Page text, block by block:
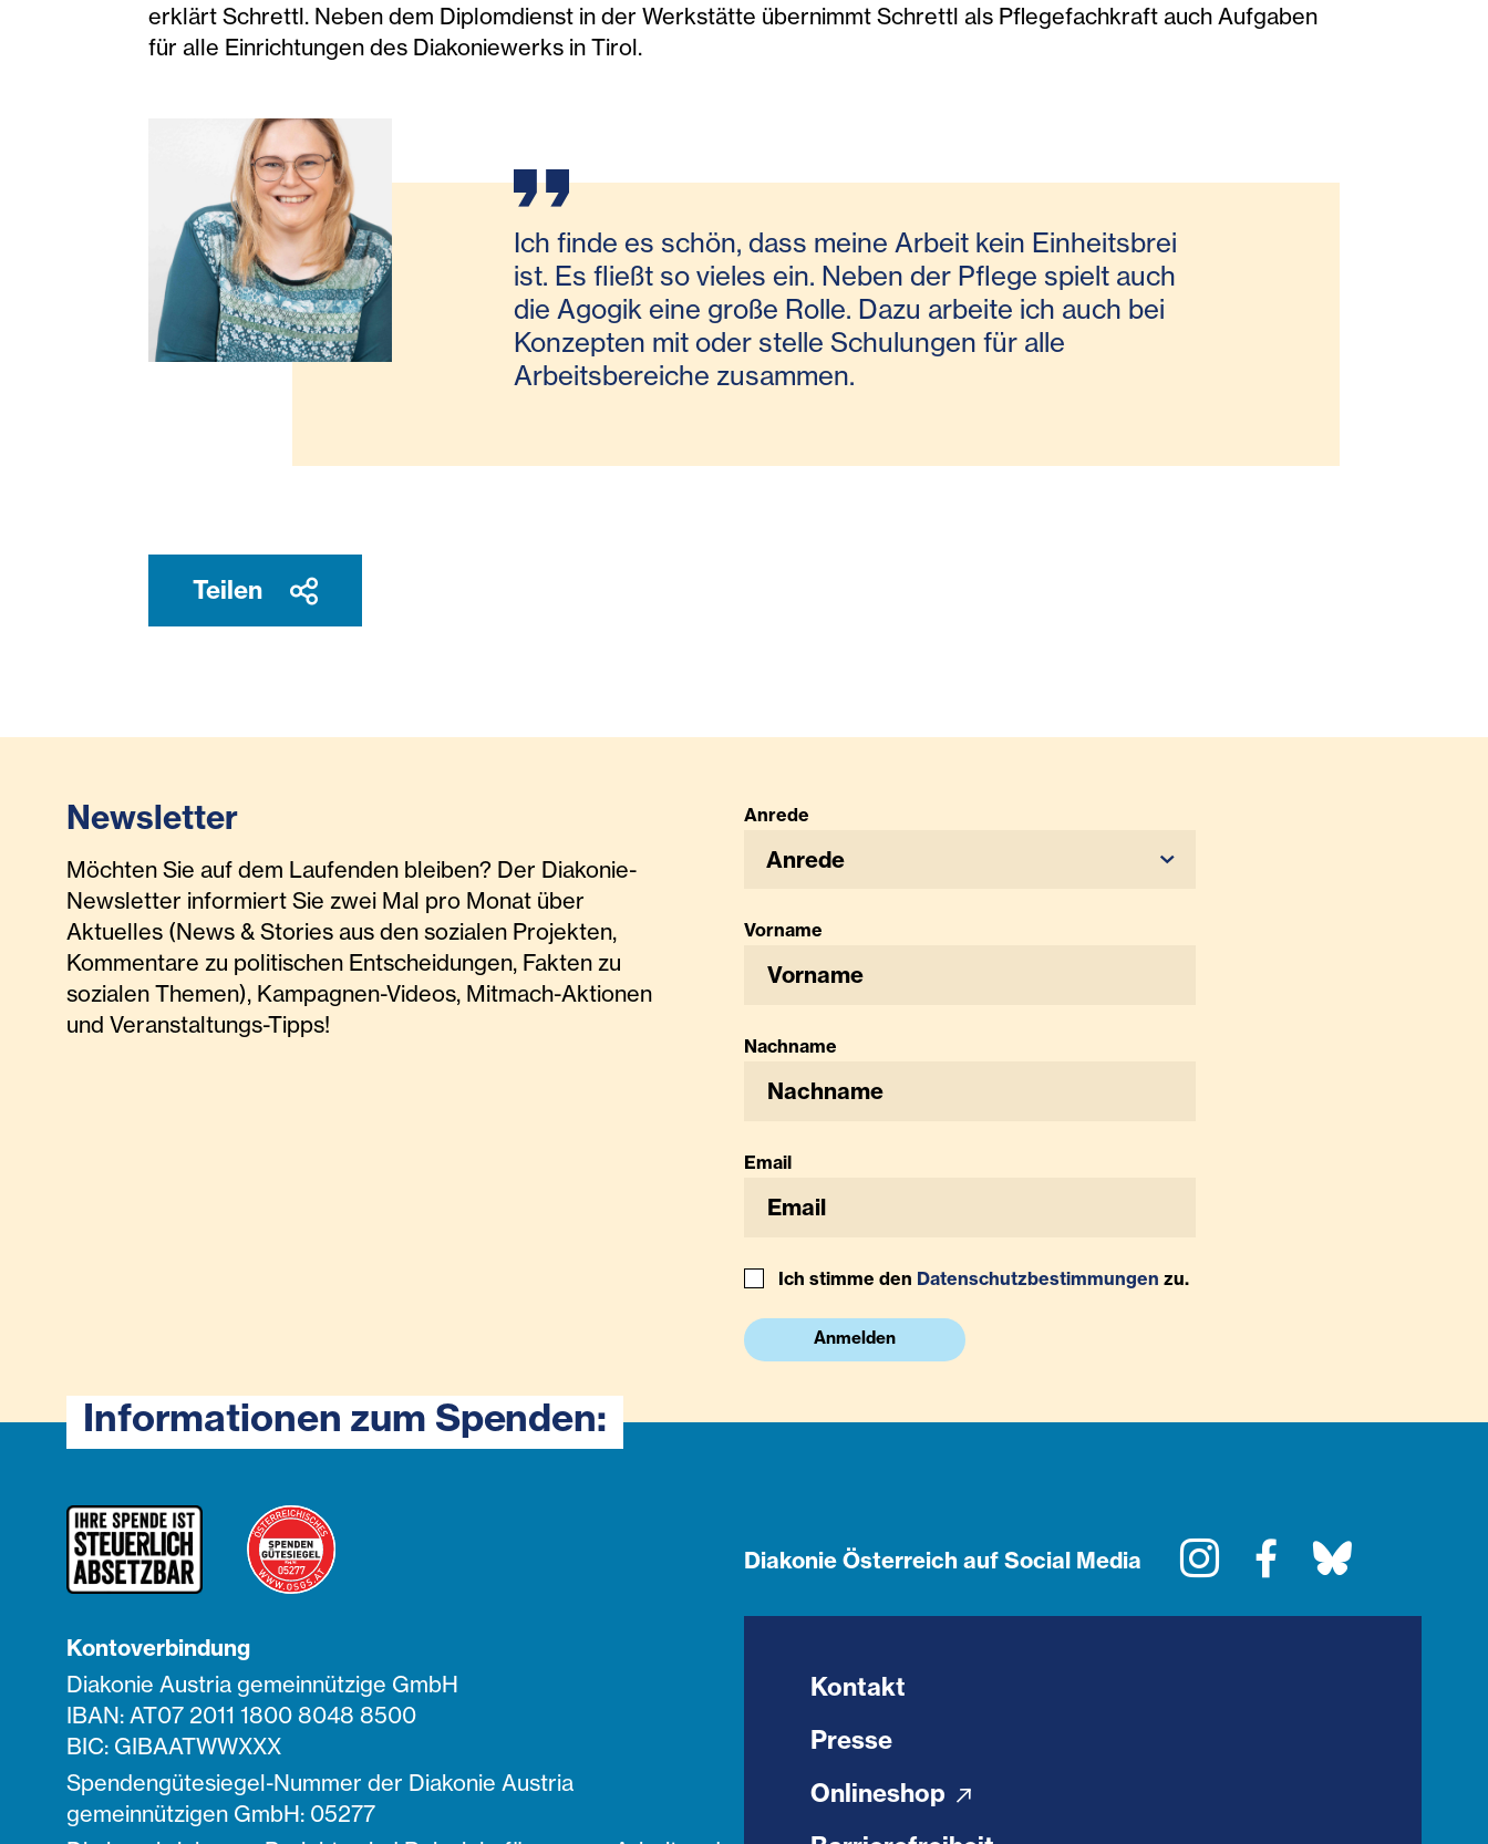
erklärt Schrettl. Neben dem Diplomdienst in der Werkstätte übernimmt Schrettl als Pflegefachkraft auch Aufgaben
für alle Einrichtungen des Diakoniewerks in Tirol.
Ich finde es schön, dass meine Arbeit kein Einheitsbrei
ist. Es fließt so vieles ein. Neben der Pflege spielt auch
die Agogik eine große Rolle. Dazu arbeite ich auch bei
Konzepten mit oder stelle Schulungen für alle
Arbeitsbereiche zusammen.
Teilen
Newsletter
Möchten Sie auf dem Laufenden bleiben? Der Diakonie-
Newsletter informiert Sie zwei Mal pro Monat über
Aktuelles (News & Stories aus den sozialen Projekten,
Kommentare zu politischen Entscheidungen, Fakten zu
sozialen Themen), Kampagnen-Videos, Mitmach-Aktionen
und Veranstaltungs-Tipps!
Anrede
Anrede
Vorname
Nachname
Email
Ich stimme den Datenschutzbestimmungen zu.
Anmelden
Informationen zum Spenden:
Kontoverbindung
Diakonie Austria gemeinnützige GmbH
IBAN: AT07 2011 1800 8048 8500
BIC: GIBAATWWXXX
Spendengütesiegel-Nummer der Diakonie Austria
gemeinnützigen GmbH: 05277
Diakonie Österreich auf Social Media InstagramFacebook
Kontakt
Presse
Onlineshop